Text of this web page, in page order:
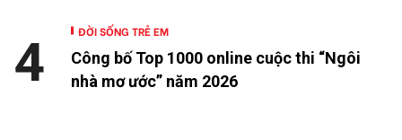
ĐỜI SỐNG TRẺ EM
Công bố Top 1000 online cuộc thi “Ngôi
nhà mơ ước” năm 2026
4